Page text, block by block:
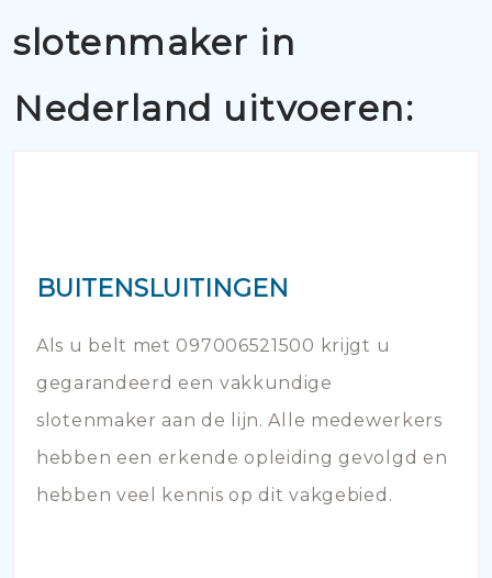
slotenmaker in
Nederland uitvoeren:
BUITENSLUITINGEN
Als u belt met 097006521500 krijgt u
gegarandeerd een vakkundige
slotenmaker aan de lijn. Alle medewerkers
hebben een erkende opleiding gevolgd en
hebben veel kennis op dit vakgebied.